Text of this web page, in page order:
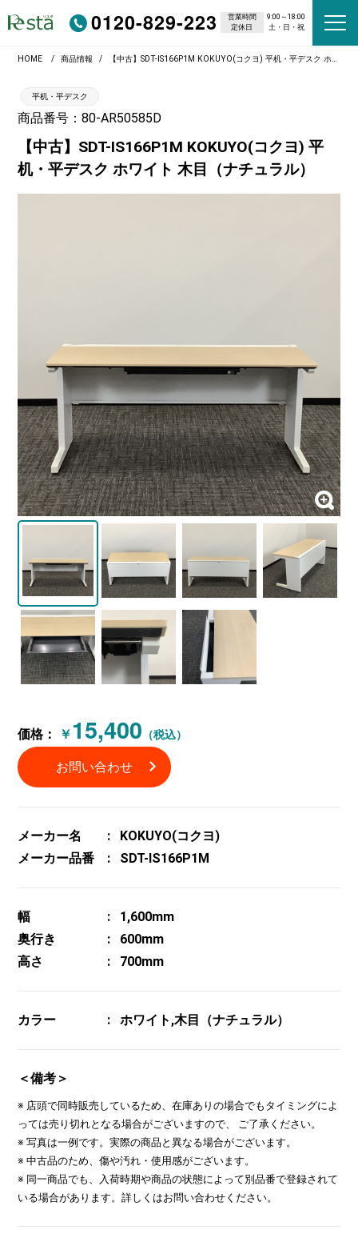
0120-829-223 営業時間
9:00～18:00
定休日
土・日・祝
HOME 商品情報 【中古】SDT-IS166P1M KOKUYO(コクヨ) 平机・平デスク ホワイト 木目（ナチュラル）
平机・平デスク
商品番号：80-AR50585D
【中古】SDT-IS166P1M KOKUYO(コクヨ) 平
机・平デスク ホワイト 木目（ナチュラル）
価格： ￥ 15,400 （税込）
お問い合わせ
メーカー名
KOKUYO(コクヨ)
メーカー品番
SDT-IS166P1M
幅
1,600mm
奥行き
600mm
高さ
700mm
カラー ホワイト,木目（ナチュラル）
＜備考＞
※ 店頭で同時販売しているため、在庫ありの場合でもタイミングによ
っては売り切れとなる場合がございますので、 ご了承ください。
※ 写真は一例です。実際の商品と異なる場合がございます。
※ 中古品のため、傷や汚れ・使用感がございます。
※ 同一商品でも、入荷時期や商品の状態によって別品番で登録されて
いる場合があります。詳しくはお問い合わせください。